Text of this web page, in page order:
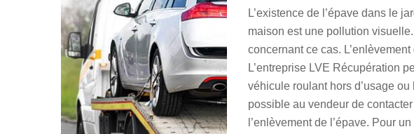
L’existence de l’épave dans le
maison est une pollution
concernant ce cas. L’enlèvement
L’entreprise LVE Récupération
véhicule roulant hors d’usage
possible au vendeur de
l’enlèvement de l’épave. Pour